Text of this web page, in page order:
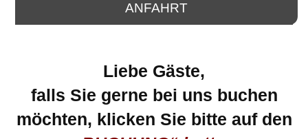
ANFAHRT
Liebe Gäste,
falls Sie gerne bei uns buchen
möchten, klicken Sie bitte auf den